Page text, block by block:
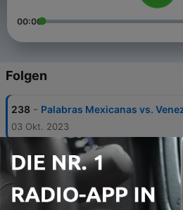
00:00
Folgen
238 - Palabras Mexicanas vs.
03 Okt. 2023
237 - Aliá, Me voy a Israel, y tu
- Karen Yepez